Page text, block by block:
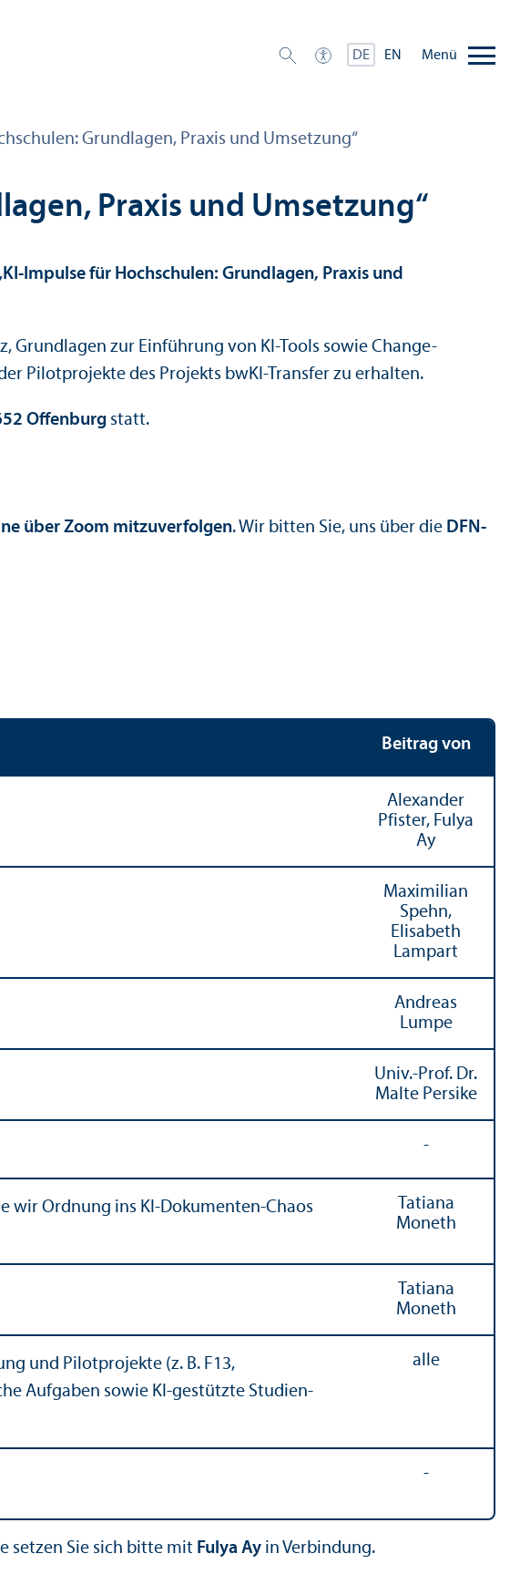
DE EN Menü
Grundlagen, Praxis und Umsetzung“
Praxis und Umsetzung“
Impulse für Hochschulen: Grundlagen, Praxis und
Grundlagen zur Einführung von KI-Tools sowie Change-
Pilot­projekte des Projekts bwKI-Trans­fer zu erhalten.
Offenburg statt.
über Zoom mitzuverfolgen. Wir bitten Sie, uns über die DFN-
Beitrag von
Alexander
Pfister, Fulya
Ay
Maximilian
Spehn,
Elisabeth
Lampart
Andreas
Lumpe
Univ.-Prof. Dr.
Malte Persike
-
wir Ordnung ins KI-Dokumenten-Chaos
Tatiana
Moneth
Tatiana
Moneth
und Pilot­projekte (z. B. F13,
Aufgaben sowie KI-gestützte Studien­
alle
-
setzen Sie sich bitte mit Fulya Ay in Verbindung.